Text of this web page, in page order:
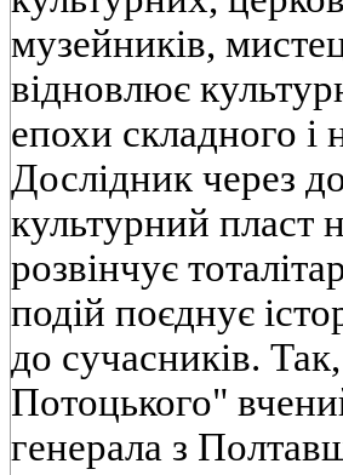
музейників,
відновлює
епохи складного і
Дослідник через
культурний пласт
розвінчує
подій поєднує
до сучасників.
Потоцького"
генерала з